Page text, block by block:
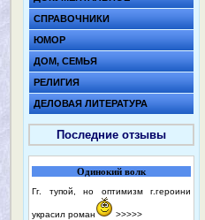
СПРАВОЧНИКИ
ЮМОР
ДОМ, СЕМЬЯ
РЕЛИГИЯ
ДЕЛОВАЯ ЛИТЕРАТУРА
Последние отзывы
Одинокий волк
Гг. тупой, но оптимизм г.героини
украсил роман >>>>>